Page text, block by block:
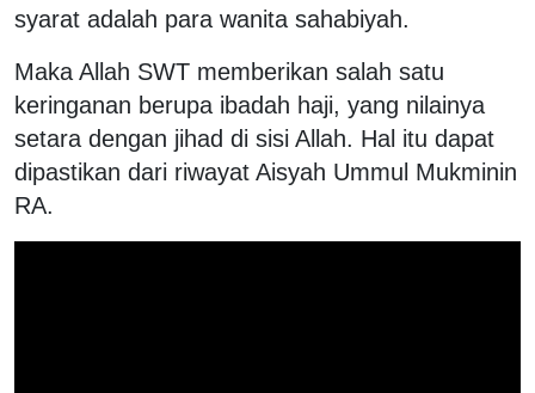
syarat adalah para wanita sahabiyah.
Maka Allah SWT memberikan salah satu
keringanan berupa ibadah haji, yang nilainya
setara dengan jihad di sisi Allah. Hal itu dapat
dipastikan dari riwayat Aisyah Ummul Mukminin
RA.